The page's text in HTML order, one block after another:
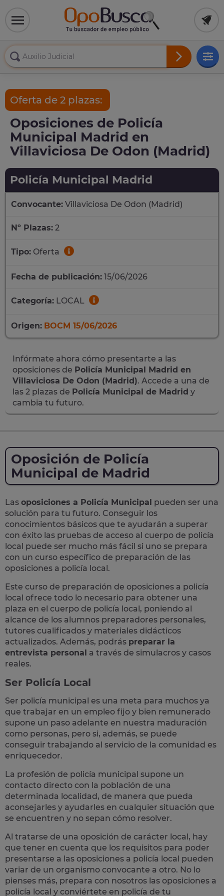
Oferta de 2 plazas:
Oposiciones de Policía
Municipal Madrid en
Villaviciosa De Odon (Madrid)
Policía Municipal Madrid
Convocante: Villaviciosa De Odon (Madrid)
Nº Plazas: 2
Tipo: Oferta
Fecha de publicación: 15/06/2026
Categoría: LOCAL
Origen: BOCM 15/06/2026
Infórmate ahora cómo presentarte a las
oposiciones de Policía Municipal Madrid en
Villaviciosa De Odon (Madrid). Accede a una de
las 2 plazas de Policía Municipal de Madrid y
cambia tu futuro.
Oposición de Policía
Municipal de Madrid
Las oposiciones a Policía Municipal pueden ser una
solución para tu futuro. Conseguir los
conocimientos básicos que te ayudarán a superar
con éxito las pruebas de acceso al cuerpo de policía
local puede ser mucho más fácil si uno se prepara
con un curso específico de preparación de las
oposiciones a policía local.
Este curso de preparación de oposiciones a policía
local ofrece todo lo necesario para obtener una
plaza en el cuerpo de policía local, poniendo al
alcance de los alumnos preparadores personales,
tutores cualificados y materiales didácticos
actualizados. Además, podrás preparar la
entrevista personal a través de simulacros y casos
reales.
Ser Policía Local
Ser policía municipal es una meta para muchos ya
que trabajar en un empleo fijo y bien remunerado
supone un paso adelante en nuestra maduración
como personas, pero si, además, se puede
conseguir trabajando al servicio de la comunidad es
enriquecedor.
La profesión de policía municipal supone un
contacto directo con la población de una
determinada localidad, de manera que pueda
aconsejarles y ayudarles en cualquier situación que
se encuentren y no sepan cómo resolver.
Al tratarse de una oposición de carácter local, hay
que tener en cuenta que los requisitos para poder
presentarse a las oposiciones a policía local pueden
variar de un organismo convocante a otro. No lo
pienses más, prepara con nosotros las oposiciones a
policía local y conviértete en policía de tu